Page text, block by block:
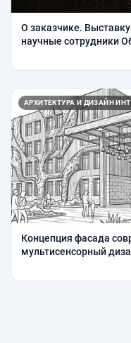
О заказчике.
научные сотрудники
им. Д. И. Бло
АРХИТЕКТУРА И ДИЗАЙН
Концепция фасада
мультисенсорный